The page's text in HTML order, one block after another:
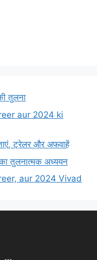
तुलना
aur 2024 ki
ट्रेलर और अफवाहें
तुलनात्मक अध्ययन
aur 2024 Vivad